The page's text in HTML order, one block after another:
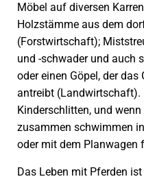
Möbel auf diversen
Holzstämme aus dem
(Forstwirtschaft);
und -schwader und auch
oder einen Göpel, der
antreibt (Landwirtschaft).
Kinderschlitten, und
zusammen schwimmen
oder mit dem Planwagen
Das Leben mit Pferden